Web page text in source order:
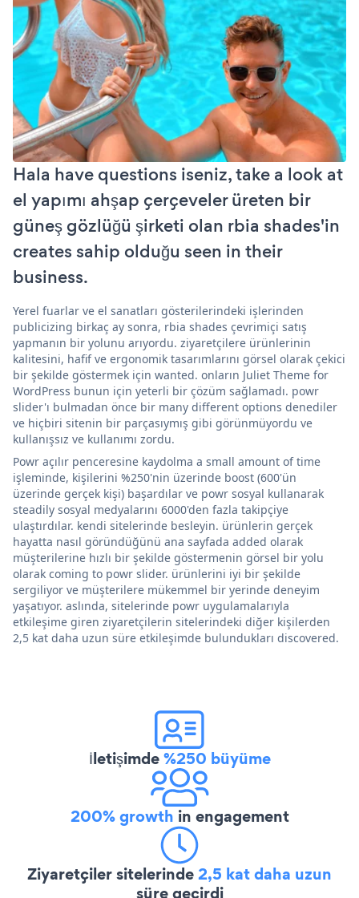
Hala have questions iseniz, take a look at
el yapımı ahşap çerçeveler üreten bir
güneş gözlüğü şirketi olan rbia shades'in
creates sahip olduğu seen in their
business.
Yerel fuarlar ve el sanatları gösterilerindeki işlerinden
publicizing birkaç ay sonra, rbia shades çevrimiçi satış
yapmanın bir yolunu arıyordu. ziyaretçilere ürünlerinin
kalitesini, hafif ve ergonomik tasarımlarını görsel olarak çekici
bir şekilde göstermek için wanted. onların Juliet Theme for
WordPress bunun için yeterli bir çözüm sağlamadı. powr
slider'ı bulmadan önce bir many different options denediler
ve hiçbiri sitenin bir parçasıymış gibi görünmüyordu ve
kullanışsız ve kullanımı zordu.
Powr açılır penceresine kaydolma a small amount of time
işleminde, kişilerini %250'nin üzerinde boost (600'ün
üzerinde gerçek kişi) başardılar ve powr sosyal kullanarak
steadily sosyal medyalarını 6000'den fazla takipçiye
ulaştırdılar. kendi sitelerinde besleyin. ürünlerin gerçek
hayatta nasıl göründüğünü ana sayfada added olarak
müşterilerine hızlı bir şekilde göstermenin görsel bir yolu
olarak coming to powr slider. ürünlerini iyi bir şekilde
sergiliyor ve müşterilere mükemmel bir yerinde deneyim
yaşatıyor. aslında, sitelerinde powr uygulamalarıyla
etkileşime giren ziyaretçilerin sitelerindeki diğer kişilerden
2,5 kat daha uzun süre etkileşimde bulundukları discovered.
İletişimde%250 büyüme
200% growth in engagement
Ziyaretçiler sitelerinde2,5 kat daha uzun
süre geçirdi